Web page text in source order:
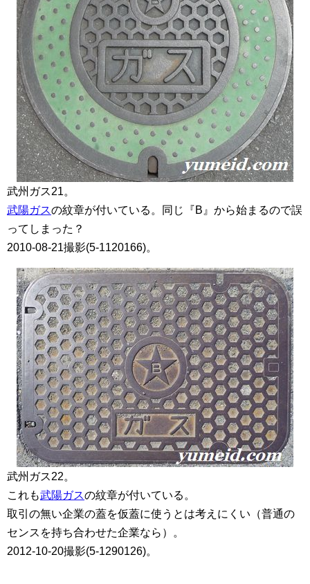
武州ガス21。
武陽ガスの紋章が付いている。同じ『B』から始まるので誤
ってしまった？
2010-08-21撮影(5-1120166)。
武州ガス22。
これも武陽ガスの紋章が付いている。
取引の無い企業の蓋を仮蓋に使うとは考えにくい（普通の
センスを持ち合わせた企業なら）。
2012-10-20撮影(5-1290126)。